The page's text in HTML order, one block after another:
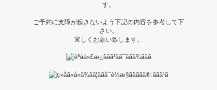
す。
ご予約に支障が起きないよう下記の内容を参考して下
さい。
宜しくお願い致します。